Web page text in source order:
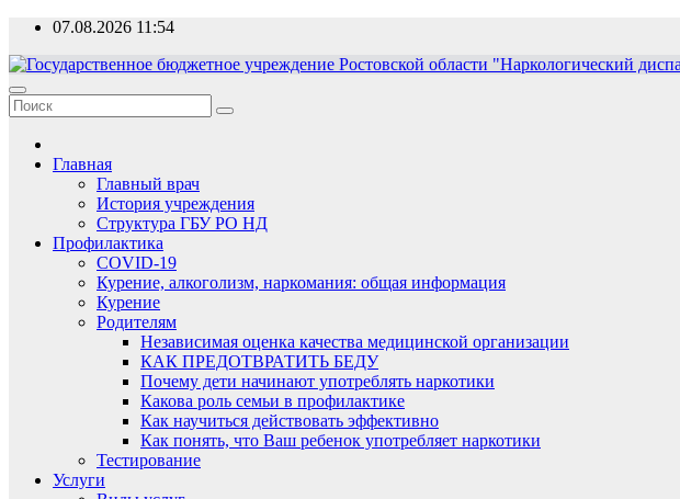
Перейти
содержимому
07.08.2026 11:54
Главная
Главный врач
История учреждения
Структура ГБУ РО НД
Профилактика
COVID-19
Курение, алкоголизм, наркомания: общая информация
Курение
Родителям
Независимая оценка качества медицинской организации
КАК ПРЕДОТВРАТИТЬ БЕДУ
Почему дети начинают употреблять наркотики
Какова роль семьи в профилактике
Как научиться действовать эффективно
Как понять, что Ваш ребенок употребляет наркотики
Тестирование
Услуги